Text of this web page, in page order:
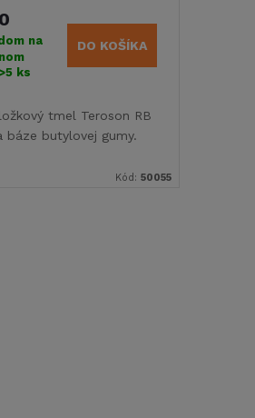
na
>5 ks
DO KOŠÍKA
tmel Teroson RB
báze butylovej gumy.
Kód: 50055